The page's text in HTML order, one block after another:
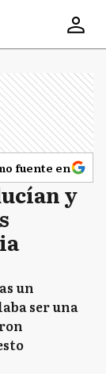
fuente en
y
un
ser una